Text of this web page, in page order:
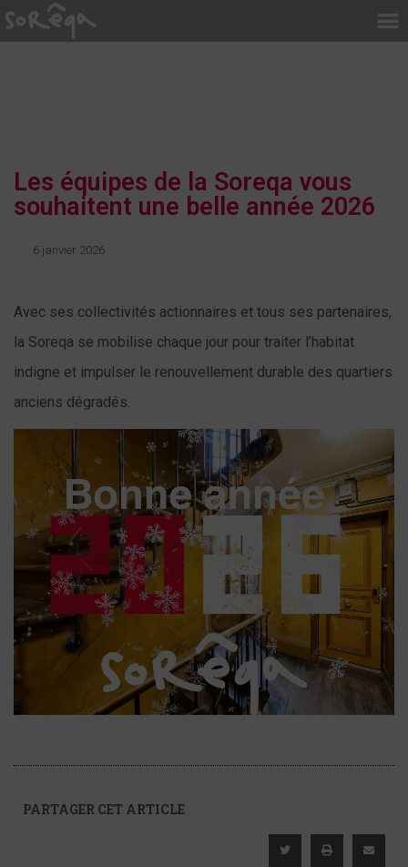
Les équipes de la Soreqa vous
souhaitent une belle année 2026
6 janvier 2026
Avec ses collectivités actionnaires et tous ses partenaires,
la Soreqa se mobilise chaque jour pour traiter l’habitat
indigne et impulser le renouvellement durable des quartiers
anciens dégradés.
PARTAGER CET ARTICLE